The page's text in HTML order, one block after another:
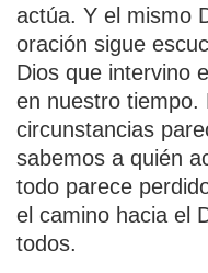
actúa. Y el mismo
oración sigue
Dios que intervino
en nuestro tiempo.
circunstancias
sabemos a quién
todo parece
el camino hacia el
todos.